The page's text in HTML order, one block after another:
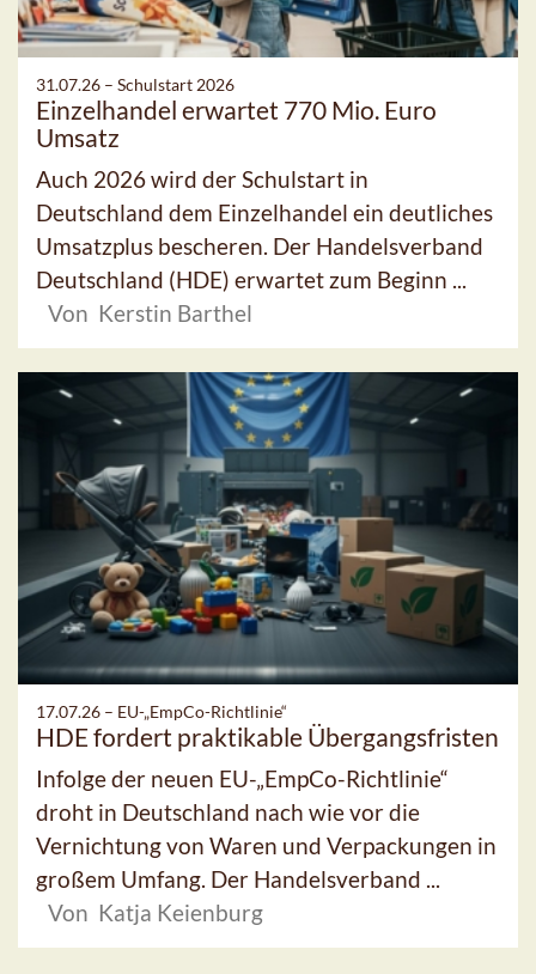
31.07.26 – Schulstart 2026
Einzelhandel erwartet 770 Mio. Euro
Umsatz
Auch 2026 wird der Schulstart in
Deutschland dem Einzelhandel ein deutliches
Umsatzplus bescheren. Der Handelsverband
Deutschland (HDE) erwartet zum Beginn ...
Von Kerstin Barthel
17.07.26 – EU-„EmpCo-Richtlinie“
HDE fordert praktikable Übergangsfristen
Infolge der neuen EU-„EmpCo-Richtlinie“
droht in Deutschland nach wie vor die
Vernichtung von Waren und Verpackungen in
großem Umfang. Der Handelsverband ...
Von Katja Keienburg